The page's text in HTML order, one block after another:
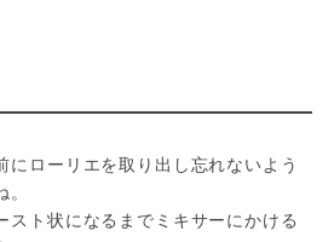
にローリエを取り出し忘れないよう
スト状になるまでミキサーにかける